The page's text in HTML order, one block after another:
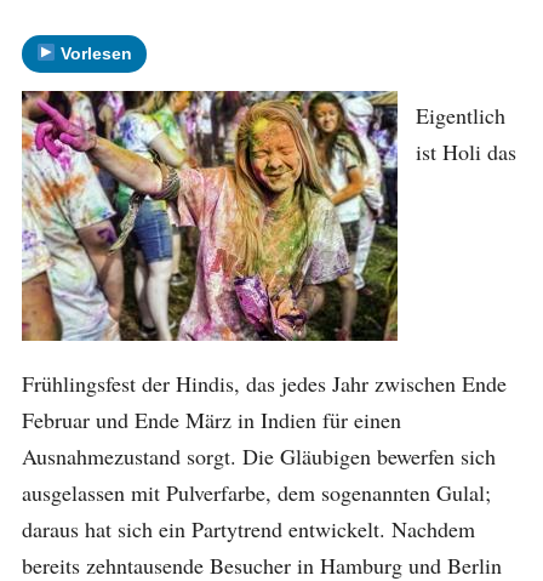
Vorlesen
Eigentlich
ist Holi das
Frühlingsfest der Hindis, das jedes Jahr zwischen Ende
Februar und Ende März in Indien für einen
Ausnahmezustand sorgt. Die Gläubigen bewerfen sich
ausgelassen mit Pulverfarbe, dem sogenannten Gulal;
daraus hat sich ein Partytrend entwickelt. Nachdem
bereits zehntausende Besucher in Hamburg und Berlin